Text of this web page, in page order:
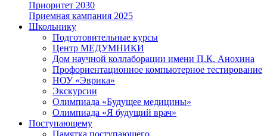
Приоритет 2030
Приемная кампания 2025
Школьнику
Подготовительные курсы
Центр МЕДУМНИКИ
Дом научной коллаборации имени П.К. Анохина
Профориентационное компьютерное тестирование
НОУ «Эврика»
Экскурсии
Олимпиада «Будущее медицины»
Олимпиада «Я будущий врач»
Поступающему
Памятка поступающего